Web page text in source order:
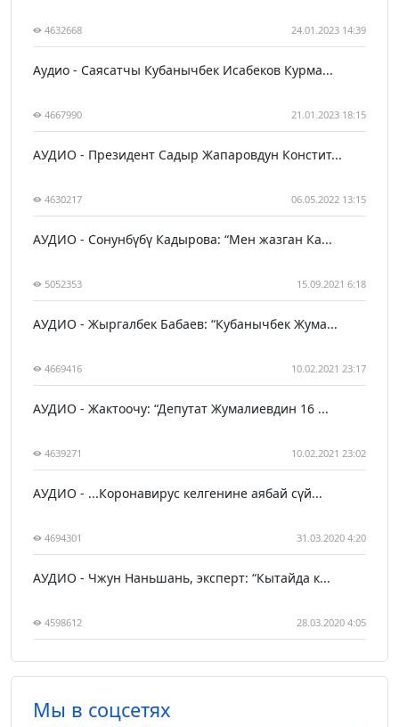
4632668 24.01.2023 14:39
Аудио - Саясатчы Кубанычбек Исабеков Курма...
4667990 21.01.2023 18:15
АУДИО - Президент Садыр Жапаровдун Констит...
4630217 06.05.2022 13:15
АУДИО - Сонунбүбү Кадырова: “Мен жазган Ка...
5052353 15.09.2021 6:18
АУДИО - Жыргалбек Бабаев: “Кубанычбек Жума...
4669416 10.02.2021 23:17
АУДИО - Жактоочу: “Депутат Жумалиевдин 16 ...
4639271 10.02.2021 23:02
АУДИО - ...Коронавирус келгенине аябай сүй...
4694301 31.03.2020 4:20
АУДИО - Чжун Наньшань, эксперт: “Кытайда к...
4598612 28.03.2020 4:05
Мы в соцсетях